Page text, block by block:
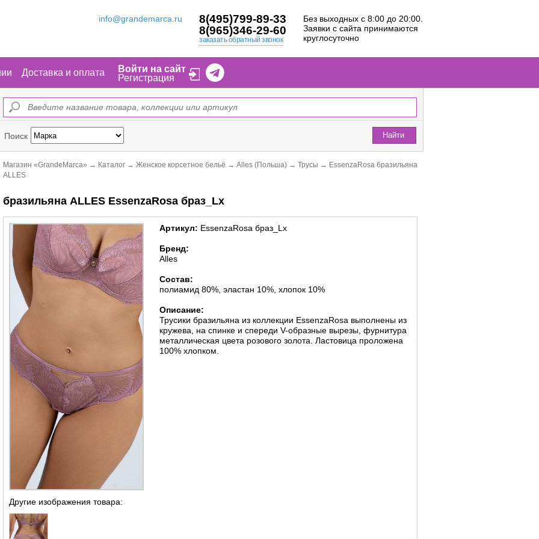
info@grandemarca.ru
8(495)799-89-33
8(965)346-29-60
заказать обратный звонок
Без выходных с 8:00 до 20:00.
Заявки с сайта принимаются
круглосуточно
Доставка и оплата
Войти на сайт
Регистрация
Поиск Найти
Магазин «GrandeMarca» → Каталог → Женское корсетное бельё → Alles (Польша) → Трусы → EssenzaRosa бразильяна
ALLES
бразильяна ALLES EssenzaRosa браз_Lx
Другие изображения товара:
Артикул: EssenzaRosa браз_Lx
Бренд:
Alles
Состав:
полиамид 80%, эластан 10%, хлопок 10%
Описание:
Трусики бразильяна из коллекции EssenzaRosa выполнены из
кружева, на спинке и спереди V-образные вырезы, фурнитура
металлическая цвета розового золота. Ластовица проложена
100% хлопком.